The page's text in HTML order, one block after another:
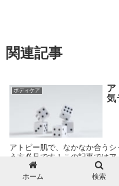
関連記事
ボディケア
ア
気
アトピー肌で、なかなか合う
う方必見です！この記事では
のシャンプーをテーマに、人
します。きっと自分にあうア
ホーム 検索